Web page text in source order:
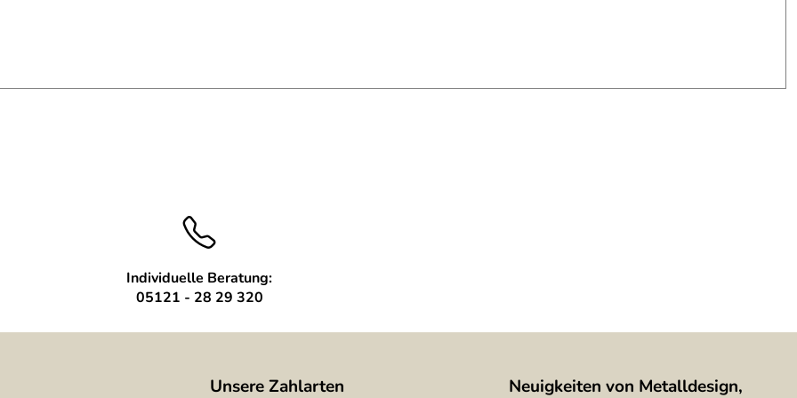
Individuelle Beratung:
05121 - 28 29 320
Unsere Zahlarten
Neuigkeiten von Metalldesign,